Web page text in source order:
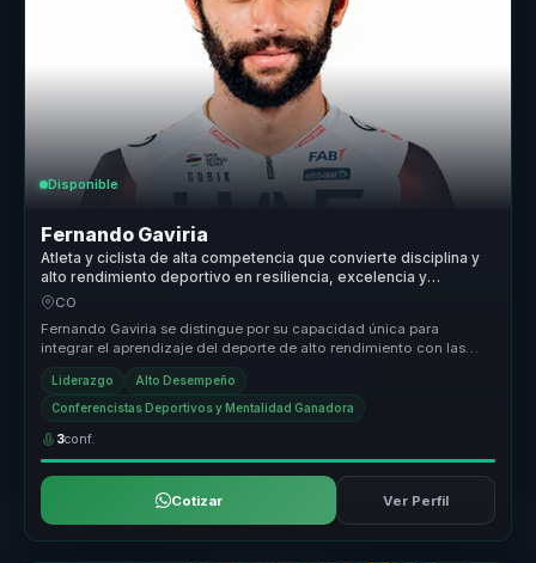
Disponible
Fernando Gaviria
Atleta y ciclista de alta competencia que convierte disciplina y
alto rendimiento deportivo en resiliencia, excelencia y
liderazgo para equipos.
CO
Fernando Gaviria se distingue por su capacidad única para
integrar el aprendizaje del deporte de alto rendimiento con las
exigencias del ...
Liderazgo Alto Desempeño
Conferencistas Deportivos y Mentalidad Ganadora
3conf.
Cotizar Ver Perfil